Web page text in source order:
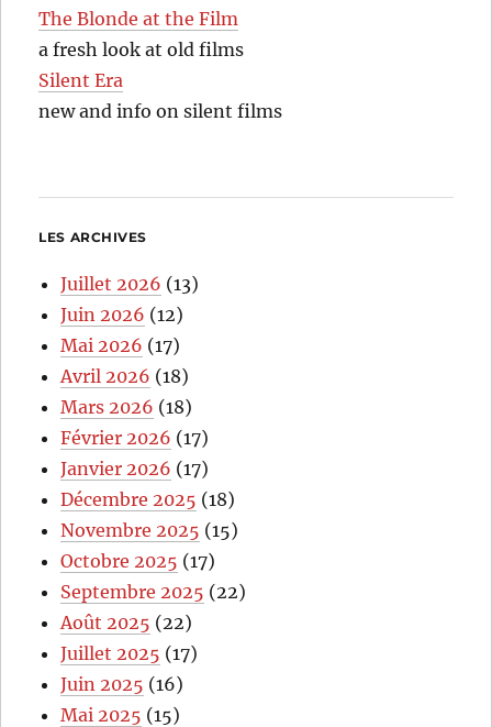
The Blonde at the Film
a fresh look at old films
Silent Era
new and info on silent films
LES ARCHIVES
Juillet 2026 (13)
Juin 2026 (12)
Mai 2026 (17)
Avril 2026 (18)
Mars 2026 (18)
Février 2026 (17)
Janvier 2026 (17)
Décembre 2025 (18)
Novembre 2025 (15)
Octobre 2025 (17)
Septembre 2025 (22)
Août 2025 (22)
Juillet 2025 (17)
Juin 2025 (16)
Mai 2025 (15)